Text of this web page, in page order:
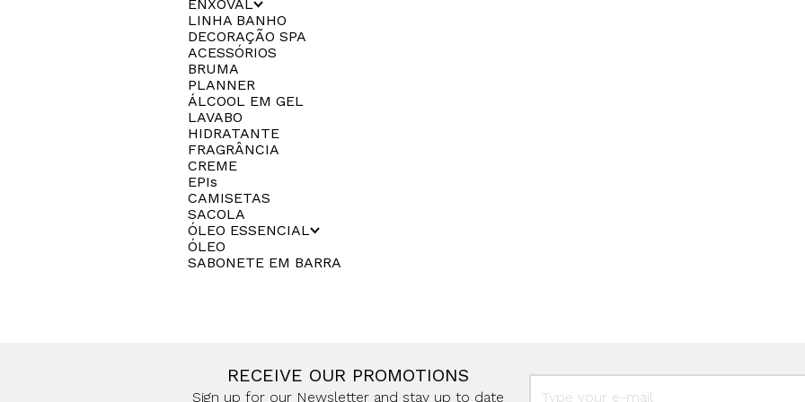
ENXOVAL
LINHA BANHO
DECORAÇÃO SPA
ACESSÓRIOS
BRUMA
PLANNER
ÁLCOOL EM GEL
LAVABO
HIDRATANTE
FRAGRÂNCIA
CREME
EPIs
CAMISETAS
SACOLA
ÓLEO ESSENCIAL
ÓLEO
SABONETE EM BARRA
RECEIVE OUR PROMOTIONS
Sign up for our Newsletter and stay up to date